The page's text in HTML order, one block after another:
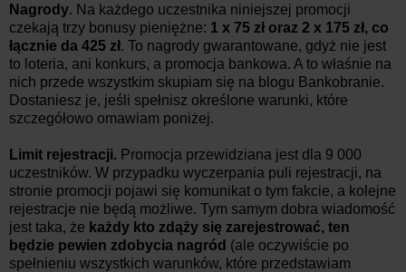
Nagrody. Na każdego uczestnika niniejszej promocji
czekają trzy bonusy pieniężne: 1 x 75 zł oraz 2 x 175 zł, co
łącznie da 425 zł. To nagrody gwarantowane, gdyż nie jest
to loteria, ani konkurs, a promocja bankowa. A to właśnie na
nich przede wszystkim skupiam się na blogu Bankobranie.
Dostaniesz je, jeśli spełnisz określone warunki, które
szczegółowo omawiam poniżej.
Limit rejestracji. Promocja przewidziana jest dla 9 000
uczestników. W przypadku wyczerpania puli rejestracji, na
stronie promocji pojawi się komunikat o tym fakcie, a kolejne
rejestracje nie będą możliwe. Tym samym dobra wiadomość
jest taka, że każdy kto zdąży się zarejestrować, ten
będzie pewien zdobycia nagród (ale oczywiście po
spełnieniu wszystkich warunków, które przedstawiam